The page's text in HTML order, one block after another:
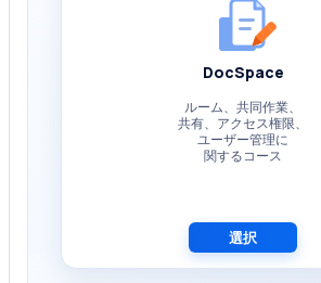
DocSpace
ルーム、共同作業、
共有、アクセス権限、
ユーザー管理に
関するコース
選択